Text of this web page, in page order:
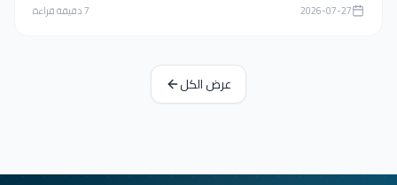
2026-07-27
7دقيقة قراءة
عرض الكل